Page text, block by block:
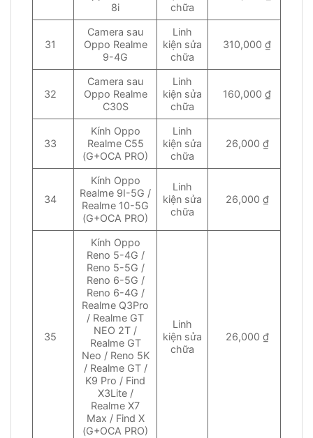
8i
chữa
31
Camera sau
Oppo Realme
9-4G
Linh
kiện sửa
chữa
310,000 ₫
32
Camera sau
Oppo Realme
C30S
Linh
kiện sửa
chữa
160,000 ₫
33
Kính Oppo
Realme C55
(G+OCA PRO)
Linh
kiện sửa
chữa
26,000 ₫
34
Kính Oppo
Realme 9I-5G /
Realme 10-5G
(G+OCA PRO)
Linh
kiện sửa
chữa
26,000 ₫
35
Kính Oppo
Reno 5-4G /
Reno 5-5G /
Reno 6-5G /
Reno 6-4G /
Realme Q3Pro
/ Realme GT
NEO 2T /
Realme GT
Neo / Reno 5K
/ Realme GT /
K9 Pro / Find
X3Lite /
Realme X7
Max / Find X
(G+OCA PRO)
Linh
kiện sửa
chữa
26,000 ₫